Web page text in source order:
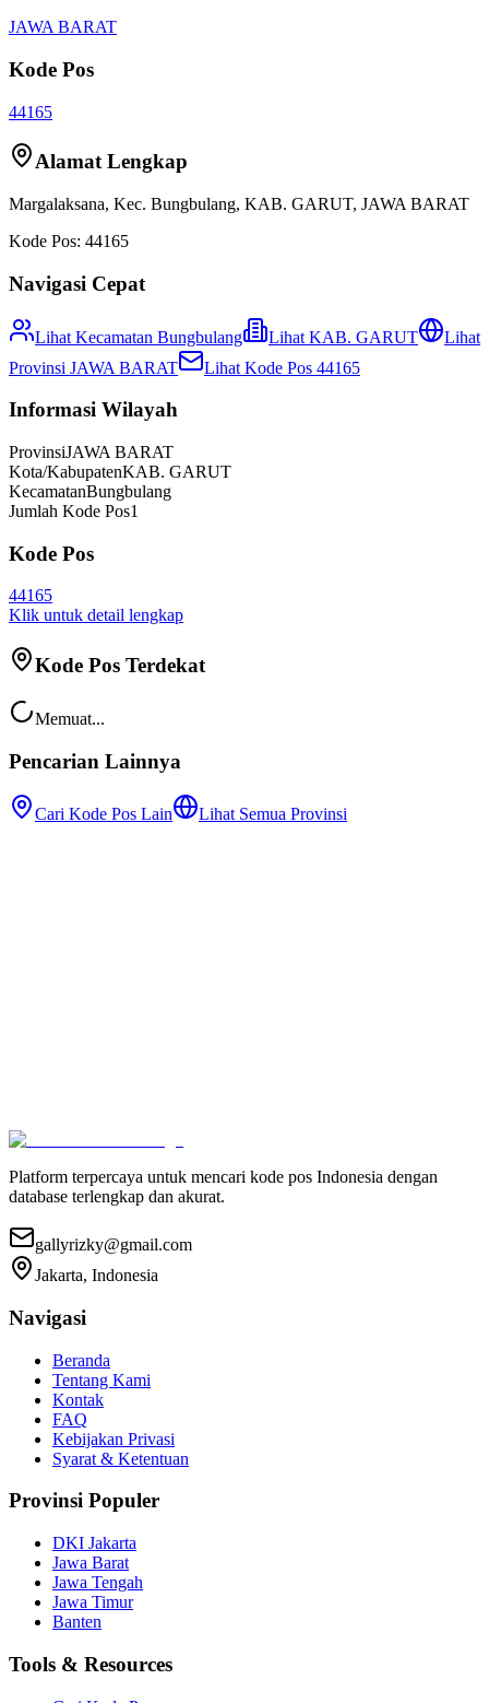
JAWA BARAT
Kode Pos
44165
Alamat Lengkap
Margalaksana, Kec. Bungbulang, KAB. GARUT, JAWA BARAT
Kode Pos: 44165
Navigasi Cepat
Lihat Kecamatan Bungbulang Lihat KAB. GARUT
Lihat
Provinsi JAWA BARAT Lihat Kode Pos 44165
Informasi Wilayah
ProvinsiJAWA BARAT
Kota/KabupatenKAB. GARUT
KecamatanBungbulang
Jumlah Kode Pos1
Kode Pos
44165
Klik untuk detail lengkap
Kode Pos Terdekat
Memuat...
Pencarian Lainnya
Cari Kode Pos Lain Lihat Semua Provinsi
Platform terpercaya untuk mencari kode pos Indonesia dengan
database terlengkap dan akurat.
gallyrizky@gmail.com
Jakarta, Indonesia
Navigasi
Beranda
Tentang Kami
Kontak
FAQ
Kebijakan Privasi
Syarat & Ketentuan
Provinsi Populer
DKI Jakarta
Jawa Barat
Jawa Tengah
Jawa Timur
Banten
Tools & Resources